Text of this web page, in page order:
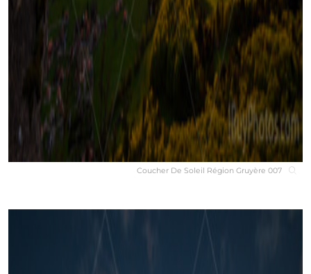
Coucher De Soleil Région Gruyère 007